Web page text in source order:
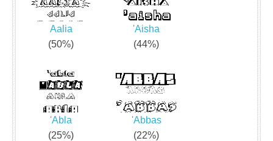
Aalia
(50%)
'Aisha
(44%)
'Abla
(25%)
'Abbas
(22%)